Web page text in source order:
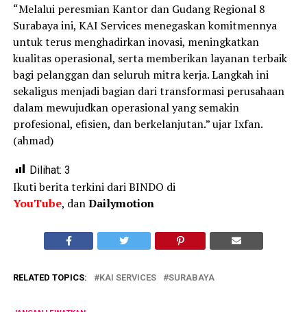
“Melalui peresmian Kantor dan Gudang Regional 8
Surabaya ini, KAI Services menegaskan komitmennya
untuk terus menghadirkan inovasi, meningkatkan
kualitas operasional, serta memberikan layanan terbaik
bagi pelanggan dan seluruh mitra kerja. Langkah ini
sekaligus menjadi bagian dari transformasi perusahaan
dalam mewujudkan operasional yang semakin
profesional, efisien, dan berkelanjutan.” ujar Ixfan.
(ahmad)
Dilihat: 3
Ikuti berita terkini dari BINDO di
YouTube, danDailymotion
RELATED TOPICS: KAI SERVICES SURABAYA